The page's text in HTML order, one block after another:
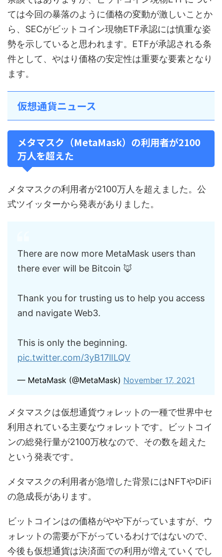
ては今回の暴落のように価格の変動が激しいことか
ら、SECがビットコイン現物ETF承認には慎重な姿
勢を示していると思われます。ETFが承認される条
件として、やはり価格の安定性は重要な要素となり
ます。
仮想通貨ニュース
メタマスク（MetaMask）の利用者が2100
万人を超えた
メタマスクの利用者が2100万人を超えました。公
式ツイッターから発表がありました。
There are now more MetaMask users than
there ever will be Bitcoin 🦊
Thank you for trusting us to help you access
and navigate Web3.
This is only the beginning.
pic.twitter.com/3yB17lILQV
— MetaMask (@MetaMask) November 17, 2021
メタマスクは仮想通貨ウォレットの一種で世界中セ
利用されている主要なウォレットです。ビットコイ
ンの総発行量が2100万枚なので、その数を超えた
という発表です。
メタマスクの利用者が急増した背景にはNFTやDiFi
の急成長があります。
ビットコインはの価格がやや下がっていますが、ウ
ォレットの需要が下がっているわけではないので、
今後も仮想通貨は決済面での利用が増えていくでし